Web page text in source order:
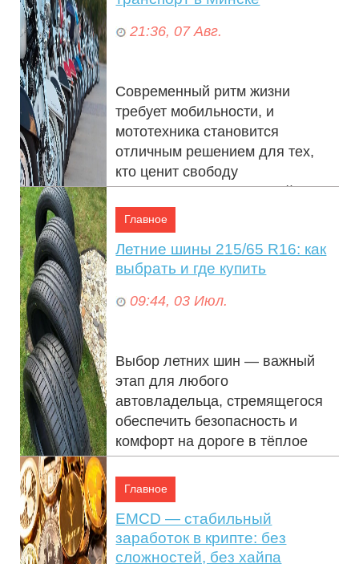
21:36, 07 Авг.
Современный ритм жизни
требует мобильности, и
мототехника становится
отличным решением для тех,
кто ценит свободу
передвижения и активный
отдых. В...
Главное
Летние шины 215/65 R16: как
выбрать и где купить
09:44, 03 Июл.
Выбор летних шин — важный
этап для любого
автовладельца, стремящегося
обеспечить безопасность и
комфорт на дороге в тёплое
время года. Шины с пара...
Главное
EMCD — стабильный
заработок в крипте: без
сложностей, без хайпа